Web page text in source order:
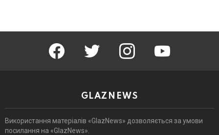
facebook twitter instagram youtube
GLAZNEWS
Використання матеріалів «GlazNews» дозволяється за умови
посилання на «GlazNews».